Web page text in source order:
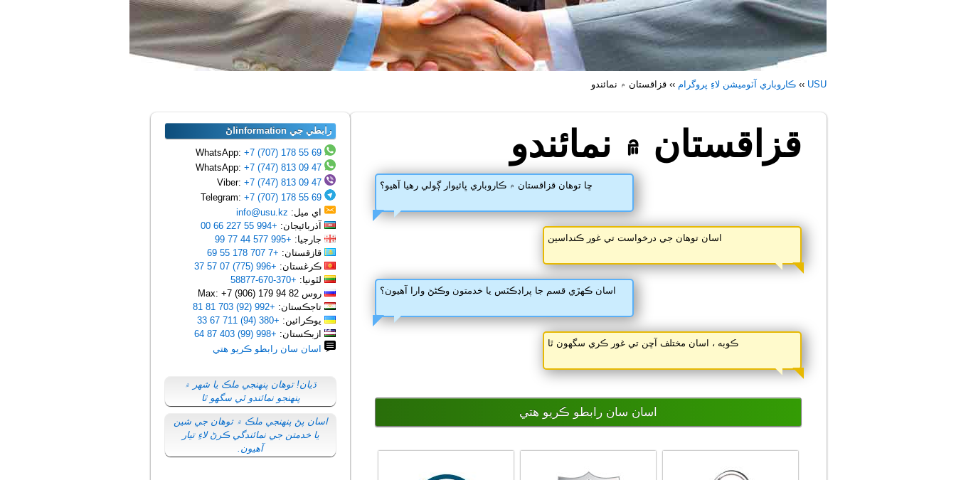
USU
›› ڪاروباري آٽوميشن لاءِ پروگرام ›› قزاقستان ۾ نمائندو
قزاقستان ۾ نمائندو
ڇا توهان قزاقستان ۾ ڪاروباري ڀائيوار ڳولي رهيا آهيو؟
اسان توهان جي درخواست تي غور ڪنداسين
اسان ڪهڙي قسم جا پراڊڪٽس يا خدمتون وڪڻڻ وارا آهيون؟
ڪوبه ، اسان مختلف آڇن تي غور ڪري سگهون ٿا
اسان سان رابطو ڪريو ھتي
رابطي جي informationاڻ
+7 (707) 178 55 69
+7 (747) 813 09 47
+7 (747) 813 09 47
+7 (707) 178 55 69
اي ميل: info@usu.kz
آذربائيجان: +994 55 227 66 00
جارجيا: +995 577 44 77 99
قازقستان: +7 707 178 55 69
ڪرغستان: +996 (775) 07 57 37
لٿونيا: +370-670-58877
روس Max: +7 (906) 179 94 82
تاجڪستان: +992 (92) 703 81 81
يوڪرائين: +380 (94) 711 67 33
ازبڪستان: +998 (99) 403 87 64
اسان سان رابطو ڪريو ھتي
ڌيان! توهان پنهنجي ملڪ يا شهر ۾
پنهنجو نمائندو ٿي سگهو ٿا
اسان پڻ پنهنجي ملڪ ۾ توهان جي شين
يا خدمتن جي نمائندگي ڪرڻ لاءِ تيار
آهيون.